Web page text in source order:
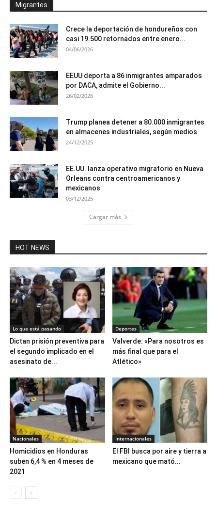
Migrantes
Crece la deportación de hondureños con
casi 19.500 retornados entre enero...
04/06/2026
EEUU deporta a 86 inmigrantes amparados
por DACA, admite el Gobierno...
26/02/2026
Trump planea detener a 80.000 inmigrantes
en almacenes industriales, según medios
24/12/2025
EE.UU. lanza operativo migratorio en Nueva
Orleans contra centroamericanos y
mexicanos
03/12/2025
Cargar más
HOT NEWS
Lo que está pasando
Dictan prisión preventiva para
el segundo implicado en el
asesinato de...
Deportes
Valverde: «Para nosotros es
más final que para el
Atlético»
Nacionales
Homicidios en Honduras
suben 6,4 % en 4 meses de
2021
Internacionales
El FBI busca por aire y tierra a
mexicano que mató...